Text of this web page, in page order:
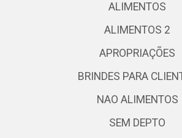
ALIMENTOS
ALIMENTOS 2
APROPRIAÇÕES
BRINDES PARA
NAO ALIMENTOS
SEM DEPTO